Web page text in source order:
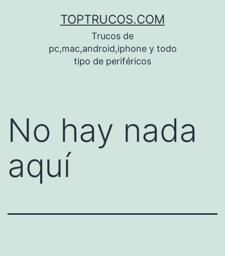
TOPTRUCOS.COM
Trucos de
pc,mac,android,iphone y todo
tipo de periféricos
No hay nada
aquí